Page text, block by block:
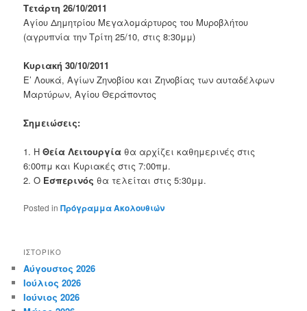
Τετάρτη 26/10/2011
Αγίου Δημητρίου Μεγαλομάρτυρος του Μυροβλήτου
(αγρυπνία την Τρίτη 25/10, στις 8:30μμ)
Κυριακή 30/10/2011
Ε’ Λουκά, Αγίων Ζηνοβίου και Ζηνοβίας των αυταδέλφων
Μαρτύρων, Αγίου Θεράποντος
Σημειώσεις:
1. ΗΘεία Λειτουργία θα αρχίζει καθημερινές στις
6:00πμ και Κυριακές στις 7:00πμ.
2. Ο Εσπερινός θα τελείται στις 5:30μμ.
Posted in Πρόγραμμα Ακολουθιών
ΙΣΤΟΡΙΚΌ
Αύγουστος 2026
Ιούλιος 2026
Ιούνιος 2026